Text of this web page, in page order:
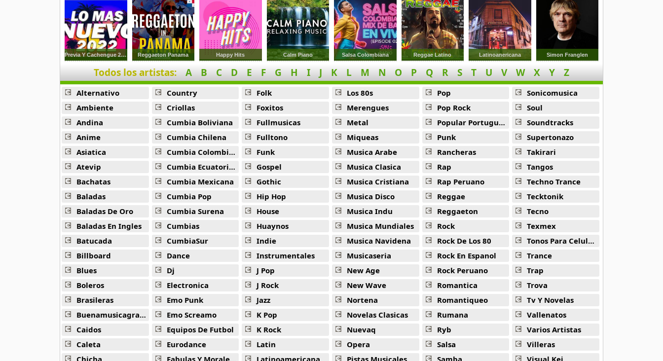
DUKI
91 músicas online
Elias Ayaviri
18 músicas online
Flor Rida
33 músicas online
Ghostface Killah
20 músicas online
Guariboa
3 músicas online
Gucci Mane
33 músicas online
Jaden Smith
8 músicas online
Jaze
29 músicas online
Jeezy
15 músicas online
3 músicas online
Kazz Flow
Previa Y Cachengue 2022 Reggaeton Panama Happy Hits Calm Piano Salsa Colombiana Reggae Latino Latinoanericana Simon Franglen
Todos los artistas: A B C D E F G H I J K L M N O P Q R S T U V W X Y Z
Alternativo
Ambiente
Andina
Anime
Asiatica
Atevip
Bachatas
Baladas
Baladas De Oro
Baladas En Ingles
Batucada
Billboard
Blues
Boleros
Brasileras
Buenamusicagratis
Caidos
Caleta
Chicha
Country
Criollas
Cumbia Boliviana
Cumbia Chilena
Cumbia Colombiana
Cumbia Ecuatoriana
Cumbia Mexicana
Cumbia Pop
Cumbia Surena
Cumbias
CumbiaSur
Dance
Dj
Electronica
Emo Punk
Emo Screamo
Equipos De Futbol
Eurodance
Fabulas Y Moralejas
Folk
Foxitos
Fullmusicas
Fulltono
Funk
Gospel
Gothic
Hip Hop
House
Huaynos
Indie
Instrumentales
J Pop
J Rock
Jazz
K Pop
K Rock
Latin
Latinoamericana
Los 80s
Merengues
Metal
Miqueas
Musica Arabe
Musica Clasica
Musica Cristiana
Musica Disco
Musica Indu
Musica Mundiales
Musica Navidena
Musicaseria
New Age
New Wave
Nortena
Novelas Clasicas
Nuevaq
Opera
Pistas Musicales
Pop
Pop Rock
Popular Portuguesa
Punk
Rancheras
Rap
Rap Peruano
Reggae
Reggaeton
Rock
Rock De Los 80
Rock En Espanol
Rock Peruano
Romantica
Romantiqueo
Rumana
Ryb
Salsa
Samba
Sonicomusica
Soul
Soundtracks
Supertonazo
Takirari
Tangos
Techno Trance
Tecktonik
Tecno
Texmex
Tonos Para Celulares
Trance
Trap
Trova
Tv Y Novelas
Vallenatos
Varios Artistas
Villeras
Visual Kei